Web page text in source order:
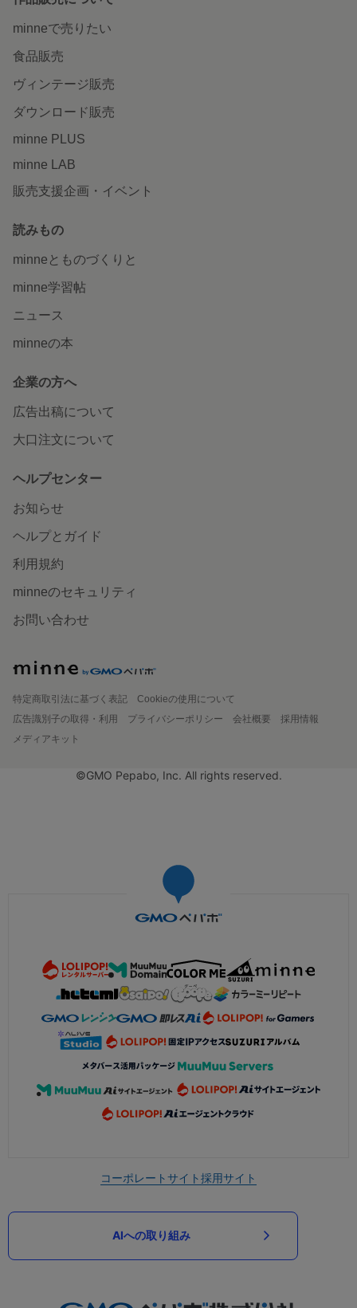
minneで売りたい
食品販売
ヴィンテージ販売
ダウンロード販売
minne PLUS
minne LAB
販売支援企画・イベント
読みもの
minneとものづくりと
minne学習帖
ニュース
minneの本
企業の方へ
広告出稿について
大口注文について
ヘルプセンター
お知らせ
ヘルプとガイド
利用規約
minneのセキュリティ
お問い合わせ
特定商取引法に基づく表記
Cookieの使用について
広告識別子の取得・利用
プライバシーポリシー 会社概要
採用情報
メディアキット
©GMO Pepabo, Inc. All rights reserved.
コーポレートサイト採用サイト
AIへの取り組み